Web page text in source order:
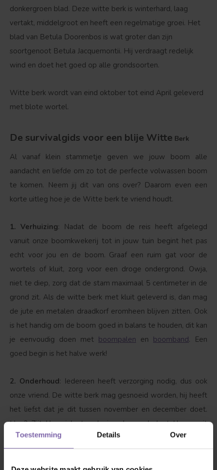
Toestemming Details Over
donkergroen blad. Deze witte berk is winterhard, laag
vertakt, middelgroot en heeft een regelmatige groei. Het
blad van Betula Doorenbos is wat groter dan zijn
soortgenoot Betula Jacquemontii. Hij verdraagt redelijk
wind en doet het goed op alle grondsoorten.
Witte berk wordt van eind oktober tot eind April geleverd
met blote wortel.
De survivalgids voor een blije Witte Berk
Al vanaf klein stammetje geven we jouw boom alle
aandacht en liefde om zo tot de perfecte volwassen boom
te komen. Neem jij dit van ons over? Daarom even een
korte uitleg hoe je de Witte berk te vriend houdt.
1. Verhuizing: Nadat de boom de reis heeft afgelegd
vanuit onze boomkwekerij tot in jouw tuin begint het pas
echt voor jou en de boom. Graaf een ruim gat voor de
wortels of kluit, zorg voor een droge ondergrond. Owja,
niet te diep, zorg dat de stam maximaal 5 centimeter in de
grond zit. Als de witte berk met kluit geleverd is, dan mag
de jute en metalen draadkorf eromheen blijven zitten. Ook
is het handig om de boom goed in balans te houden, dit kan
je eenvoudig doen met boompalen en boomband. Een
goed begin is het halve werk!
2. Onderhoud: Iedereen heeft verzorging nodig, dus ook
onze vriend. De witte berk mag gesnoeid worden, hij heeft
het liefst dat je dit tussen november en december doet.
Hoe? Zijtakken inkorten, kruisende en dode takken eruit
snoeien.
3. Dorst?Ja, zeker als hij net is geplant is het van belang
Bolvorm Verspreide vorm